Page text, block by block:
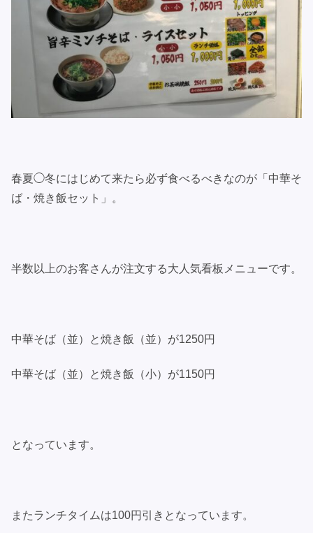
春夏◯冬にはじめて来たら必ず食べるべきなのが「中華そ
ば・焼き飯セット」。
半数以上のお客さんが注文する大人気看板メニューです。
中華そば（並）と焼き飯（並）が1250円
中華そば（並）と焼き飯（小）が1150円
となっています。
またランチタイムは100円引きとなっています。